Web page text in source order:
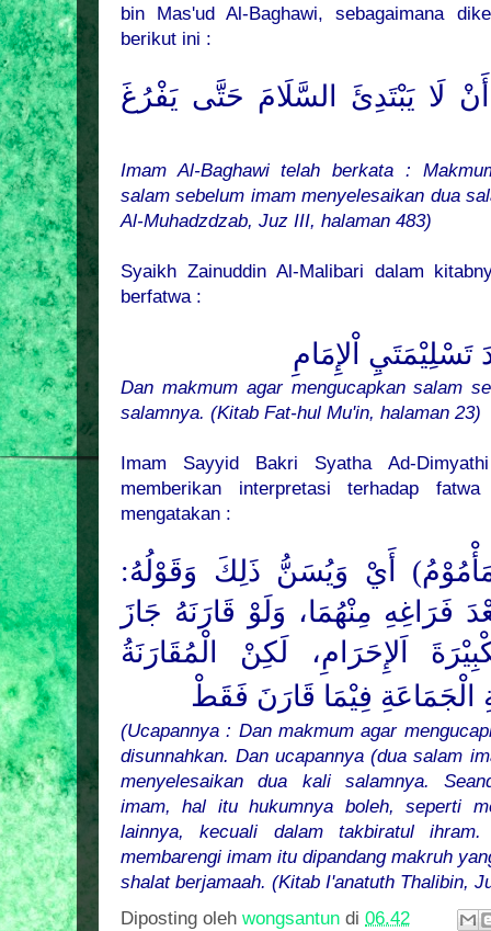
bin Mas'ud Al-Baghawi, sebagaimana
berikut ini :
لَا يَبْتَدِئَ السَّلَامَ حَتَّى يَفْرُغَ
Imam Al-Baghawi telah berkata :
salam sebelum imam menyelesaikan dua
Al-Muhadzdzab, Juz III, halaman 483)
Syaikh Zainuddin Al-Malibari dalam
berfatwa :
اْلإِمَامِ
Dan makmum agar mengucapkan salam
salamnya. (Kitab Fat-hul Mu'in, halaman 23)
Imam Sayyid Bakri Syatha Ad-
memberikan interpretasi terhadap
mengatakan :
أَيْ وَيُسَنُّ ذَلِكَ وَقَوْلُهُ:
فَرَاغِهِ مِنْهُمَا، وَلَوْ قَارَنَهُ جَازَ
اَلإِحَرَامِ، لَكِنْ الْمُقَارَنَةُ
فِيْمَا قَارَنَ فَقَطْ
(Ucapannya : Dan makmum agar
disunnahkan. Dan ucapannya (dua salam
menyelesaikan dua kali salamnya.
imam, hal itu hukumnya boleh, seperti
lainnya, kecuali dalam takbiratul
membarengi imam itu dipandang makruh
shalat berjamaah. (Kitab I'anatuth Thalibin,
Diposting oleh wongsantun di 06.42